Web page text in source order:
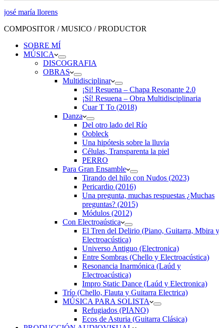
josé maría llorens
COMPOSITOR / MUSICO / PRODUCTOR
SOBRE MÍ
MÚSICA
DISCOGRAFIA
OBRAS
Multidisciplinar
¡Si! Resuena – Chapa Resonante 2.0
¡Sí! Resuena – Obra Multidisciplinaria
Cuar T To (2018)
Danza
Del otro lado del Río
Oobleck
Una hipótesis sobre la lluvia
Células, Transparenta la piel
PERRO
Para Gran Ensamble
Tirando del hilo con Nudos (2023)
Pericardio (2016)
Una pregunta, muchas respuestas ¿Muchas
preguntas? (2015)
Módulos (2012)
Con Electroaústica
El Tren del Delirio (Piano, Guitarra, Mbira y
Electroacústica)
Universo Antiguo (Electronica)
Entre Sombras (Chello y Electroacústica)
Resonancia Inarmónica (Laúd y
Electroacústica)
Impro Static Dance (Laúd y Electronica)
Trío (Chello, Flauta y Guitarra Electrica)
MÚSICA PARA SOLISTA
Refugiados (PIANO)
Ecos de Asturia (Guitarra Clásica)